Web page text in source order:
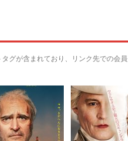
グが含まれており、リンク先での会